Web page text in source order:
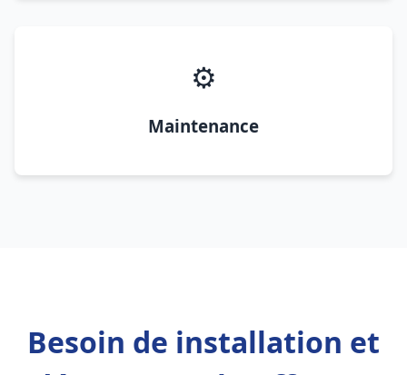
⚙️
Maintenance
Besoin de installation et